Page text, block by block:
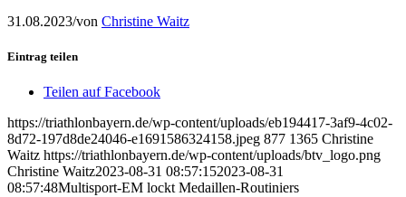
31.08.2023/von Christine Waitz
Eintrag teilen
Teilen auf Facebook
https://triathlonbayern.de/wp-content/uploads/eb194417-3af9-4c02-
8d72-197d8de24046-e1691586324158.jpeg 877 1365 Christine
Waitz https://triathlonbayern.de/wp-content/uploads/btv_logo.png
Christine Waitz2023-08-31 08:57:152023-08-31
08:57:48Multisport-EM lockt Medaillen-Routiniers